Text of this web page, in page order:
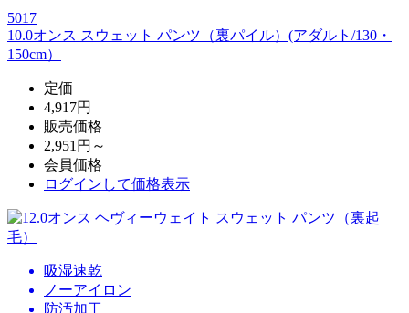
5017
10.0オンス スウェット パンツ（裏パイル）(アダルト/130・
150cm）
定価
4,917円
販売価格
2,951円～
会員価格
ログイン して価格表示
吸湿速乾
ノーアイロン
防汚加工